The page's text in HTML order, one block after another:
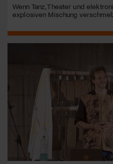
Wenn Tanz, Theater und
explosiven Mischung